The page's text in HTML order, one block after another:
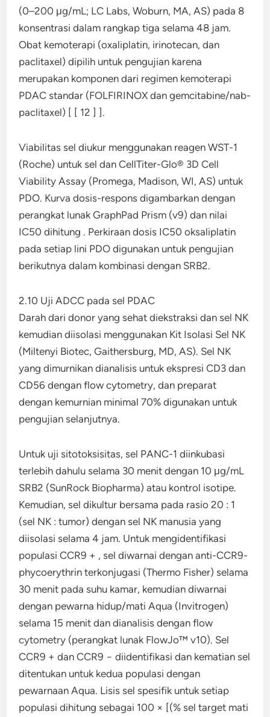
(0–200 μg/mL; LC Labs, Woburn, MA, AS) pada 8
konsentrasi dalam rangkap tiga selama 48 jam.
Obat kemoterapi (oxaliplatin, irinotecan, dan
paclitaxel) dipilih untuk pengujian karena
merupakan komponen dari regimen kemoterapi
PDAC standar (FOLFIRINOX dan gemcitabine/nab-
paclitaxel) [ [ 12 ] ].
Viabilitas sel diukur menggunakan reagen WST-1
(Roche) untuk sel dan CellTiter-Glo® 3D Cell
Viability Assay (Promega, Madison, WI, AS) untuk
PDO. Kurva dosis-respons digambarkan dengan
perangkat lunak GraphPad Prism (v9) dan nilai
IC50 dihitung . Perkiraan dosis IC50 oksaliplatin
pada setiap lini PDO digunakan untuk pengujian
berikutnya dalam kombinasi dengan SRB2.
2.10 Uji ADCC pada sel PDAC
Darah dari donor yang sehat diekstraksi dan sel NK
kemudian diisolasi menggunakan Kit Isolasi Sel NK
(Miltenyi Biotec, Gaithersburg, MD, AS). Sel NK
yang dimurnikan dianalisis untuk ekspresi CD3 dan
CD56 dengan flow cytometry, dan preparat
dengan kemurnian minimal 70% digunakan untuk
pengujian selanjutnya.
Untuk uji sitotoksisitas, sel PANC-1 diinkubasi
terlebih dahulu selama 30 menit dengan 10 μg/mL
SRB2 (SunRock Biopharma) atau kontrol isotipe.
Kemudian, sel dikultur bersama pada rasio 20 : 1
(sel NK : tumor) dengan sel NK manusia yang
diisolasi selama 4 jam. Untuk mengidentifikasi
populasi CCR9 + , sel diwarnai dengan anti-CCR9-
phycoerythrin terkonjugasi (Thermo Fisher) selama
30 menit pada suhu kamar, kemudian diwarnai
dengan pewarna hidup/mati Aqua (Invitrogen)
selama 15 menit dan dianalisis dengan flow
cytometry (perangkat lunak FlowJo™ v10). Sel
CCR9 + dan CCR9 − diidentifikasi dan kematian sel
ditentukan untuk kedua populasi dengan
pewarnaan Aqua. Lisis sel spesifik untuk setiap
populasi dihitung sebagai 100 × [(% sel target mati